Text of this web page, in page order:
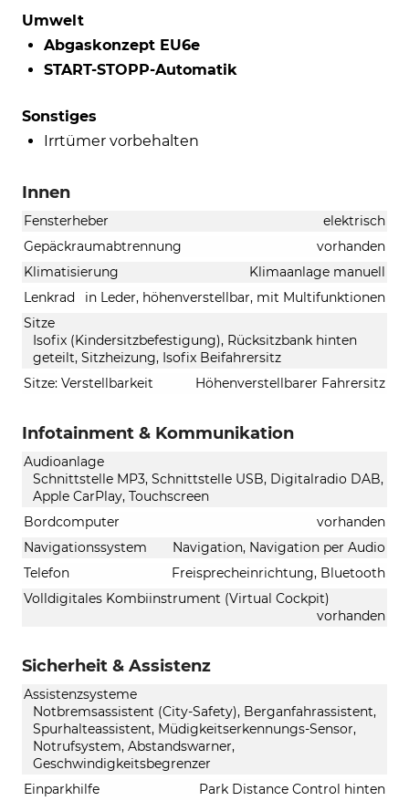
Umwelt
Abgaskonzept EU6e
START-STOPP-Automatik
Sonstiges
Irrtümer vorbehalten
Innen
Fensterheber
elektrisch
Gepäckraumabtrennung
vorhanden
Klimatisierung
Klimaanlage manuell
Lenkrad
in Leder, höhenverstellbar, mit Multifunktionen
Sitze
Isofix (Kindersitzbefestigung), Rücksitzbank hinten
geteilt, Sitzheizung, Isofix Beifahrersitz
Sitze: Verstellbarkeit
Höhenverstellbarer Fahrersitz
Infotainment & Kommunikation
Audioanlage
Schnittstelle MP3, Schnittstelle USB, Digitalradio DAB,
Apple CarPlay, Touchscreen
Bordcomputer
vorhanden
Navigationssystem
Navigation, Navigation per Audio
Telefon
Freisprecheinrichtung, Bluetooth
Volldigitales Kombiinstrument (Virtual Cockpit)
vorhanden
Sicherheit & Assistenz
Assistenzsysteme
Notbremsassistent (City-Safety), Berganfahrassistent,
Spurhalteassistent, Müdigkeitserkennungs-Sensor,
Notrufsystem, Abstandswarner,
Geschwindigkeitsbegrenzer
Einparkhilfe
Park Distance Control hinten